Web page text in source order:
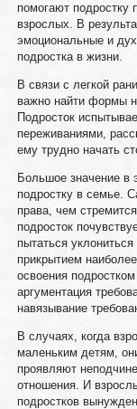
помогают подростку
взрослых. В
эмоциональные и
подростка в жизни.
В связи с легкой
важно найти формы
Подросток
переживаниями,
ему трудно начать
Большое значение в
подростку в семье.
права, чем
подросток
пытаться
прикрытием
освоения
аргументация
навязывание
В случаях, когда
маленьким детям,
проявляют
отношения. И
подростков